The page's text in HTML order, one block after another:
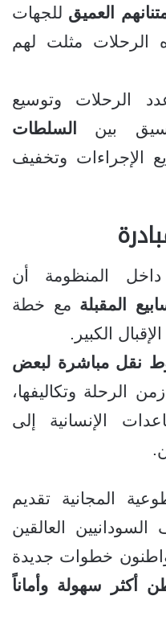
العميق للجهات
الرحلات مثلت لهم
الرحلات وتوسيع
بين السلطات
الإجراءات وتخفيف
المنظومة أن
المقبلة مع خطة
الكبير.
نقل مباشرة لبعض
الرحلة وتكاليفها،
الإنسانية إلى
المجانية تقديم
السودانيين العالقين
خطوات جديدة
أكثر سهولة وأماناً